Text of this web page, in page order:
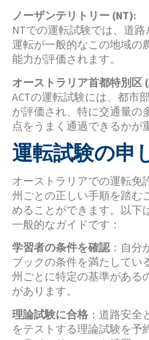
ノーザンテリトリー (NT):
NTでの運転試験では、道
運転が一般的なこの地域の
能力が評価されます。
オーストラリア首都特別区
ACTの運転試験には、都市
が評価され、特に交通量の
点をうまく通過できるかが
運転試験の申
オーストラリアでの運転免
州ごとの正しい手順を踏む
めることができます。以下
一般的なガイドです：
学習者の条件を確認：自分
ブックの条件を満たしてい
州ごとに特定の基準がある
があります。
理論試験に合格 ：道路安
をテストする理論試験を予